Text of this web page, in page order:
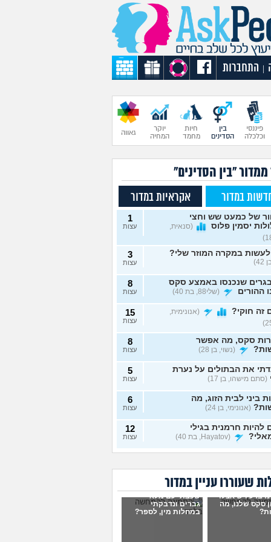
התחברות
פיננסי
וכלכלה
בין
הסדינים
חיות
מחמד
יוקר
המחיה
גאווה
ממדור "בין הסדינים"
במדור אקראיות במדור
של כמעט שש וחצי
יסמין פלוס
(סנאית,
1
עצות
במקרה המוזר שלי? 3
עצות
שנכנסו באמצע סקס
ההורים
(שלי88, בת 40)
8
עצות
זה חוקי?
(אנונימית,
15
עצות
סקס, מה אפשר
(נשוי, בן 28)
8
עצות
את הבתולים על נערת
(סתם מישהו, בן 17)
5
עצות
ביני לבית הזוג, מה
(אנונימי, בן 24)
6
עצות
להיות חרמנית בגילי
(Hayatov, בת 40)
12
עצות
18)
יחד עם הבן זוג, והוא
עליי ולא חושק בי,
(כינוי, בת 26)
9
עצות
שעוררו עניין במדור
ברע ויש אצלו
סקס שלנו, מה
שכבתי עם מלא
גברים ונדבקתי
במחלות מין, לספר?